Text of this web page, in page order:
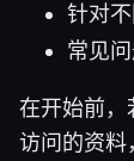
针对
常见
在开始前，
访问的资